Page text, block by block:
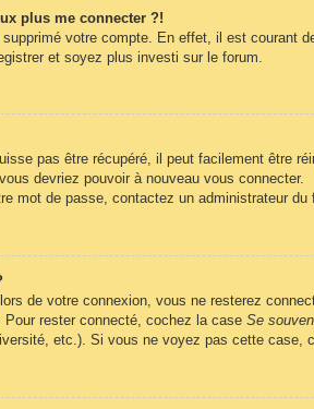
plus me connecter ?!
votre compte. En effet, il est courant
et soyez plus investi sur le forum.
pas être récupéré, il peut facilement être
devriez pouvoir à nouveau vous connecter.
mot de passe, contactez un administrateur du
lors de votre connexion, vous ne resterez
rester connecté, cochez la case Se
etc.). Si vous ne voyez pas cette case,